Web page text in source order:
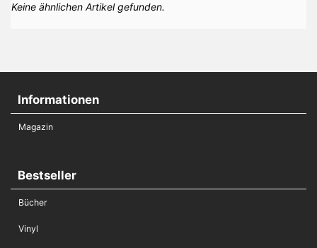
Keine ähnlichen Artikel gefunden.
Informationen
Magazin
Bestseller
Bücher
Vinyl